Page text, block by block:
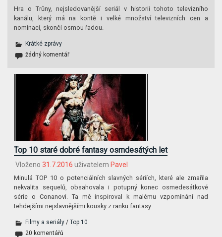
Hra o Trůny, nejsledovanější seriál v historii tohoto televizního
kanálu, který má na kontě i velké množství televizních cen a
nominací, skončí osmou řadou.
Krátké zprávy
žádný komentář
Top 10 staré dobré fantasy osmdesátých let
Vloženo 31.7.2016 uživatelem Pavel
Minulá TOP 10 o potenciálních slavných sériích, které ale zmařila
nekvalita sequelů, obsahovala i potupný konec osmedesátkové
série o Conanovi. Ta mě inspiroval k malému vzpomínání nad
tehdejšími nejslavnějšími kousky z ranku fantasy.
Filmy a seriály /Top 10
20 komentářů